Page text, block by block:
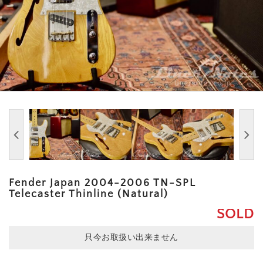
Fender Japan 2004-2006 TN-SPL
Telecaster Thinline (Natural)
SOLD
只今お取扱い出来ません